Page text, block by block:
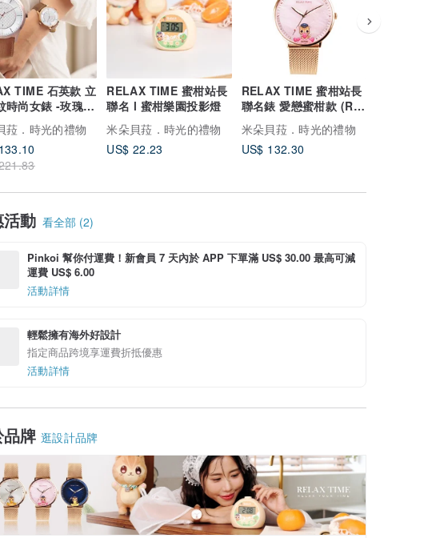
TIME 石英款 立
時尚女錶 -玫瑰金
3L) 36mm
菈．時光的禮物
RELAX TIME 蜜柑站長
聯名 l 蜜柑樂園投影燈
米朵貝菈．時光的禮物
US$ 22.23
RELAX TIME 蜜柑站長
聯名錶 愛戀蜜柑款 (RT-
116-02)
米朵貝菈．時光的禮物
US$ 132.30
動 看全部 (2)
Pinkoi 幫你付運費！新會員 7 天內於 APP 下單滿 US$ 30.00 最高可減
運費 US$ 6.00
活動詳情
輕鬆擁有海外好設計
指定商品跨境享運費折抵優惠
活動詳情
牌 逛設計品牌